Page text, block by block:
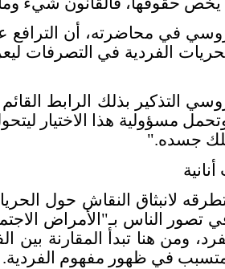
في محاضرته، أن الترافع
الفردية في التصرفات
التذكير بذلك الرابط
وتحمل مسؤولية هذا
جسده".
لانبثاق النقاش حول
تصور الناس بـ"الأمراض
ومن هنا تبدأ المقارنة بين
في ظهور مفهوم الفردية.